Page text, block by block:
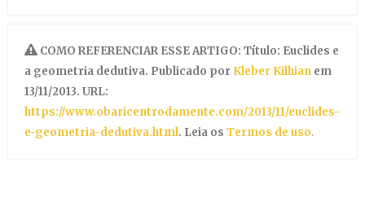
COMO REFERENCIAR ESSE ARTIGO: Título: Euclides e
a geometria dedutiva. Publicado por Kleber Kilhian em
13/11/2013. URL:
https://www.obaricentrodamente.com/2013/11/euclides-
e-geometria-dedutiva.html. Leia os Termos de uso.